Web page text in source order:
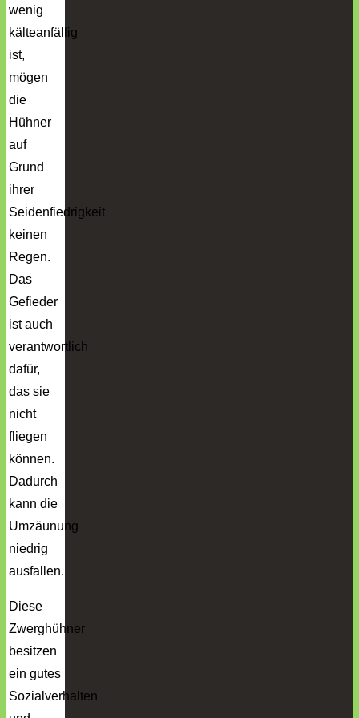
wenig
kälteanfällig
ist,
mögen
die
Hühner
auf
Grund
ihrer
Seidenfiedrigkeit
keinen
Regen.
Das
Gefieder
ist auch
verantwortlich
dafür,
das sie
nicht
fliegen
können.
Dadurch
kann die
Umzäunung
niedrig
ausfallen.
Diese
Zwerghühner
besitzen
ein gutes
Sozialverhalten